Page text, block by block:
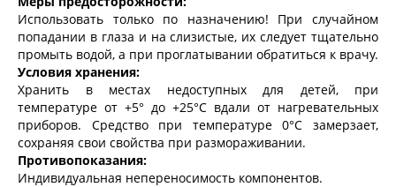
Использовать только по назначению! При случайном
попадании в глаза и на слизистые, их следует тщательно
промыть водой, а при проглатывании обратиться к врачу.
Условия хранения:
Хранить в местах недоступных для детей, при
температуре от +5° до +25°С вдали от нагревательных
приборов. Средство при температуре 0°С замерзает,
сохраняя свои свойства при размораживании.
Противопоказания:
Индивидуальная непереносимость компонентов.